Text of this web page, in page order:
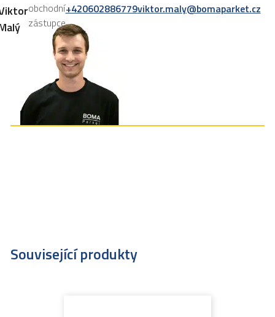
obchodní
zástupce
+420602886779viktor.maly@bomaparket.cz
Související produkty